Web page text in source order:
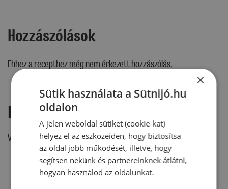
Hozzászólások
Ehhez a recepthez még nem érkezett hozzászólás.
Hozzászólás írása
Vélemény írásához, kérjük,jelentkezz be!
×
Sütik használata a Sütnijó.hu
oldalon
A jelen weboldal sütiket (cookie-kat)
helyez el az eszközeiden, hogy biztosítsa
az oldal jobb működését, illetve, hogy
segítsen nekünk és partnereinknek átlátni,
hogyan használod az oldalunkat.